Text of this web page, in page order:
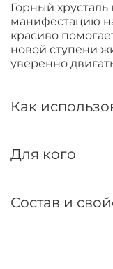
Горный
манифестацию
красиво
новой ступени
уверенно
Как
Для кого
Состав и